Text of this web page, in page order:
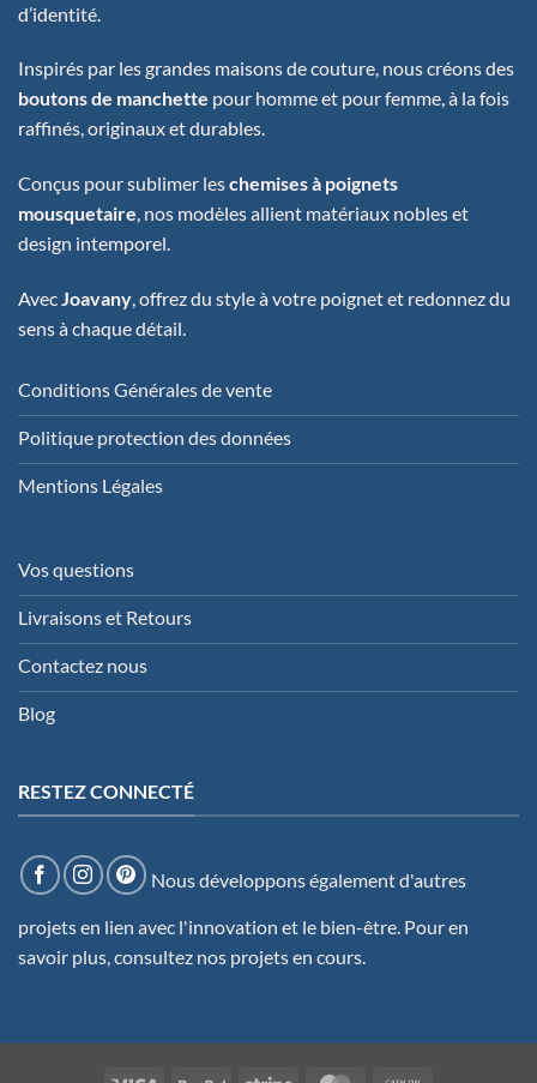
d’identité.
Inspirés par les grandes maisons de couture, nous créons des
boutons de manchette pour homme et pour femme, à la fois
raffinés, originaux et durables.
Conçus pour sublimer leschemises à poignets
mousquetaire, nos modèles allient matériaux nobles et
design intemporel.
AvecJoavany, offrez du style à votre poignet et redonnez du
sens à chaque détail.
Conditions Générales de vente
Politique protection des données
Mentions Légales
Vos questions
Livraisons et Retours
Contactez nous
Blog
RESTEZ CONNECTÉ
Nous développons également d'autres
projets en lien avec l'innovation et le bien-être. Pour en
savoir plus, consultez nos projets en cours